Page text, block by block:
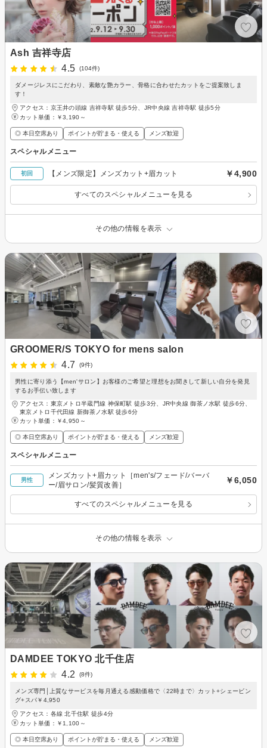
Ash 吉祥寺店
4.5
(104件)
ダメージレスにこだわり、素敵な艶カラー、骨格に合わせたカットをご提案致しま
す！
アクセス：京王井の頭線 吉祥寺駅 徒歩5分、JR中央線 吉祥寺駅 徒歩5分
カット単価： ￥3,190～
◎ 本日空席あり ポイントが貯まる・使える メンズ歓迎
スペシャルメニュー
初回 【メンズ限定】メンズカット+眉カット ￥4,900
すべてのスペシャルメニューを見る
その他の情報を表示
GROOMER/S TOKYO for mens salon
4.7
(9件)
男性に寄り添う【men'サロン】お客様のご希望と理想をお聞きして新しい自分を発見
するお手伝い致します
アクセス：東京メトロ半蔵門線 神保町駅 徒歩3分、JR中央線 御茶ノ水駅 徒歩6分、
東京メトロ千代田線 新御茶ノ水駅 徒歩6分
カット単価： ￥4,950～
◎ 本日空席あり ポイントが貯まる・使える メンズ歓迎
スペシャルメニュー
男性
メンズカット+眉カット［men's/フェード/バーバ
ー/眉サロン/髪質改善］
￥6,050
すべてのスペシャルメニューを見る
その他の情報を表示
DAMDEE TOKYO 北千住店
4.2
(8件)
メンズ専門│上質なサービスを毎月通える感動価格で〈22時まで〉カット+シェービン
グ+スパ￥4,950
アクセス：各線 北千住駅 徒歩4分
カット単価： ￥1,100～
◎ 本日空席あり ポイントが貯まる・使える メンズ歓迎